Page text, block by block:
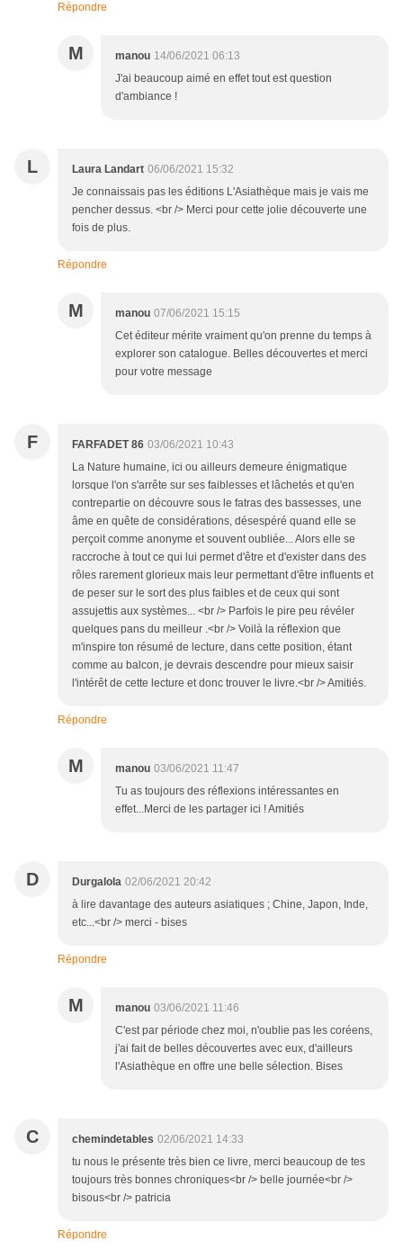
Répondre
M manou 14/06/2021 06:13
J'ai beaucoup aimé en effet tout est question
d'ambiance !
L Laura Landart 06/06/2021 15:32
Je connaissais pas les éditions L'Asiathèque mais je vais me
pencher dessus. <br /> Merci pour cette jolie découverte une
fois de plus.
Répondre
M manou 07/06/2021 15:15
Cet éditeur mérite vraiment qu'on prenne du temps à
explorer son catalogue. Belles découvertes et merci
pour votre message
F FARFADET 86 03/06/2021 10:43
La Nature humaine, ici ou ailleurs demeure énigmatique
lorsque l'on s'arrête sur ses faiblesses et lâchetés et qu'en
contrepartie on découvre sous le fatras des bassesses, une
âme en quête de considérations, désespéré quand elle se
perçoit comme anonyme et souvent oubliée... Alors elle se
raccroche à tout ce qui lui permet d'être et d'exister dans des
rôles rarement glorieux mais leur permettant d'être influents et
de peser sur le sort des plus faibles et de ceux qui sont
assujettis aux systèmes... <br /> Parfois le pire peu révéler
quelques pans du meilleur .<br /> Voilà la réflexion que
m'inspire ton résumé de lecture, dans cette position, étant
comme au balcon, je devrais descendre pour mieux saisir
l'intérêt de cette lecture et donc trouver le livre.<br /> Amitiés.
Répondre
M manou 03/06/2021 11:47
Tu as toujours des réflexions intéressantes en
effet...Merci de les partager ici ! Amitiés
D Durgalola 02/06/2021 20:42
à lire davantage des auteurs asiatiques ; Chine, Japon, Inde,
etc...<br /> merci - bises
Répondre
M manou 03/06/2021 11:46
C'est par période chez moi, n'oublie pas les coréens,
j'ai fait de belles découvertes avec eux, d'ailleurs
l'Asiathèque en offre une belle sélection. Bises
C chemindetables 02/06/2021 14:33
tu nous le présente très bien ce livre, merci beaucoup de tes
toujours très bonnes chroniques<br /> belle journée<br />
bisous<br /> patricia
Répondre